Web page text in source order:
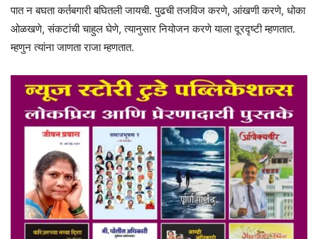
पात न बघता कर्तबगारी बघितली जायची. पुढची तजविज करणे, आंखणी करणे, धोका
ओळखणे, संकटांची चाहुल घेणे, त्यानुसार नियोजन करणे याला दूरदृष्टी म्हणतात.
म्हणुन त्यांना जाणता राजा म्हणतात.